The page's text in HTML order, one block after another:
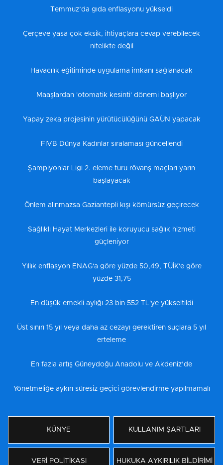
Temmuz’da gıda enflasyonu yükseldi
Çerçeve yasa çok eksik, ihtiyaçlara cevap verebilecek
nitelikte değil
Havacılık eğitiminde uygulama imkanı sağlanacak
Maaşlardan 'otomatik kesinti' dönemi başlıyor
Yapay zeka projesinin yürütücülüğünü GAÜN yapacak
FIVB Dünya Kadınlar sıralaması güncellendi
Şampiyonlar Ligi 2. eleme turu rövanş maçları yarın
başlayacak
Önlem alınmazsa Gaziantepli kışı kömürsüz geçirecek
Sağlıklı Hayat Merkezleri ile koruyucu sağlık hizmeti
güçleniyor
Yıllık enflasyon ENAG'a göre yüzde 50,49, TÜİK'e göre
yüzde 31,75
En düşük emekli aylığı 23 bin 552 TL'ye yükseltildi
Üst sınırı 15 yıl veya daha az cezayı gerektiren suçlara 5 yıl
erteleme
En fazla artış Güneydoğu Anadolu ve Akdeniz’de
Yönetmeliğe aykırı süresiz geçici görevlendirme yapılmamalı
KÜNYE KULLANIM ŞARTLARI
VERİ POLİTİKASI HUKUKA AYKIRILIK BİLDİRİMİ